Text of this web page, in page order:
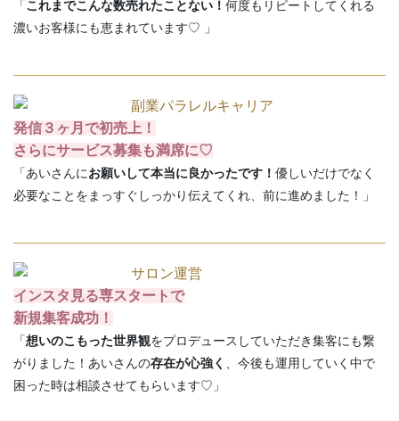
「これまでこんな数売れたことない！ 何度もリピートしてくれる
濃いお客様にも恵まれています♡ 」
副業パラレルキャリア
発信３ヶ月で初売上！
さらにサービス募集も満席に♡
「あいさんにお願いして本当に良かったです！ 優しいだけでなく
必要なことをまっすぐしっかり伝えてくれ、前に進めました！」
サロン運営
インスタ見る専スタートで
新規集客成功！
「想いのこもった世界観をプロデュースしていただき集客にも繋
がりました！あいさんの存在が心強く
、今後も運用していく中で
困った時は相談させてもらいます♡」